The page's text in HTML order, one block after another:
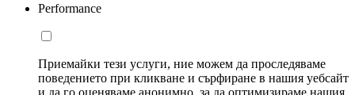
Performance
Приемайки тези услуги, ние можем да проследяваме
поведението при кликване и сърфиране в нашия уебсайт
и да го оценяваме анонимно, за да оптимизираме нашия